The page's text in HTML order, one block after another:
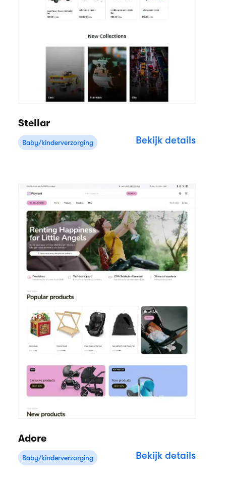
Stellar
Baby/kinderverzorging Bekijk details
Adore
Baby/kinderverzorging Bekijk details